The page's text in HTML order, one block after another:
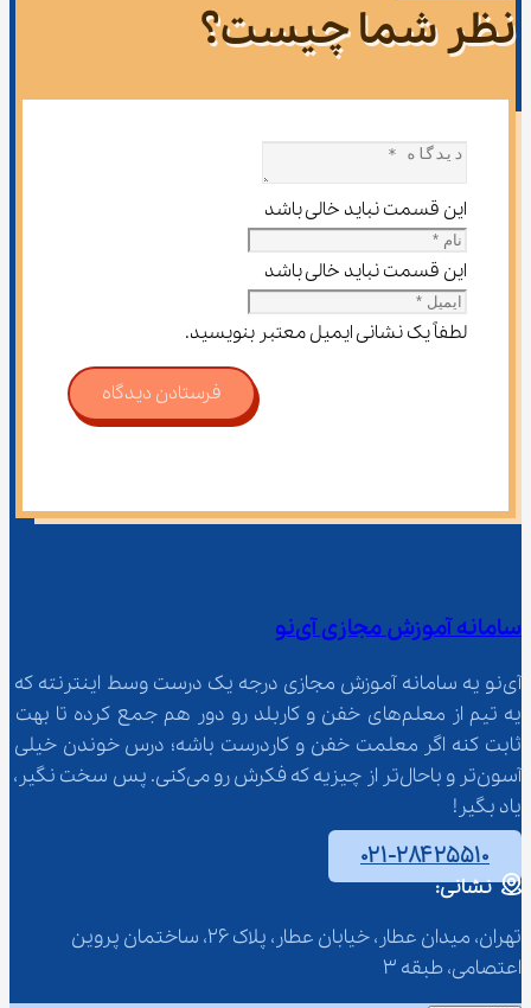
نظر شما چیست؟
این قسمت نباید خالی باشد
این قسمت نباید خالی باشد
لطفاً یک نشانی ایمیل معتبر بنویسید.
فرستادن دیدگاه
سامانه آموزش مجازی آی‌نو
آی‌نو یه سامانه آموزش مجازی درجه یک درست وسط اینترنته که
یه تیم از معلم‌‌های خفن و کاربلد رو دور هم جمع کرده تا بهت
ثابت کنه اگر معلمت خفن و کاردرست باشه؛ درس خوندن خیلی
آسون‌تر و باحال‌تر از چیزیه که فکرش رو می‌کنی. پس سخت نگیر،
یاد بگیر!
۰۲۱-۲۸۴۲۵۵۱۰
نشانی:
تهران، میدان عطار، خیابان عطار، پلاک 26، ساختمان پروین
اعتصامی، طبقه 3